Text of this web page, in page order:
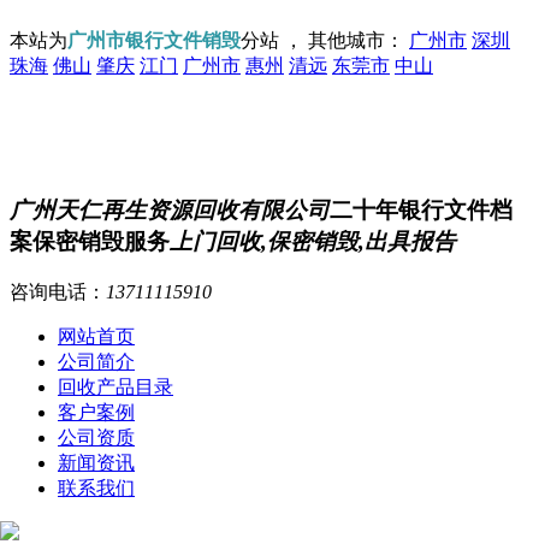
本站为广州市银行文件销毁分站 ， 其他城市： 广州市 深圳
珠海 佛山 肇庆 江门 广州市 惠州 清远 东莞市 中山
广州天仁再生资源回收有限公司二十年银行文件档
案保密销毁服务 上门回收,保密销毁,出具报告
咨询电话： 13711115910
网站首页
公司简介
回收产品目录
客户案例
公司资质
新闻资讯
联系我们